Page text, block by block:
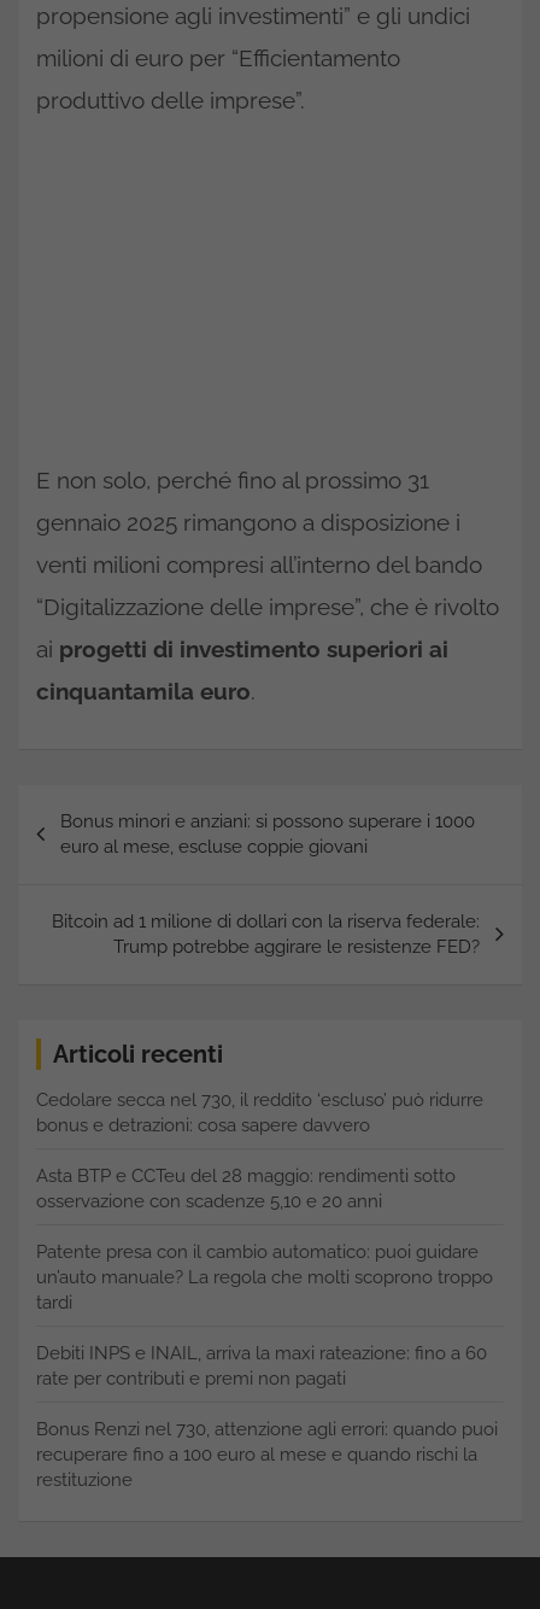
propensione agli investimenti” e gli undici
milioni di euro per “Efficientamento
produttivo delle imprese”.
E non solo, perché fino al prossimo 31
gennaio 2025 rimangono a disposizione i
venti milioni compresi all’interno del bando
“Digitalizzazione delle imprese”, che è rivolto
ai progetti di investimento superiori ai
cinquantamila euro.
articoli
Bonus minori e anziani: si possono superare i 1000
euro al mese, escluse coppie giovani
Bitcoin ad 1 milione di dollari con la riserva federale:
Trump potrebbe aggirare le resistenze FED?
Articoli recenti
Cedolare secca nel 730, il reddito ‘escluso’ può ridurre
bonus e detrazioni: cosa sapere davvero
Asta BTP e CCTeu del 28 maggio: rendimenti sotto
osservazione con scadenze 5,10 e 20 anni
Patente presa con il cambio automatico: puoi guidare
un’auto manuale? La regola che molti scoprono troppo
tardi
Debiti INPS e INAIL, arriva la maxi rateazione: fino a 60
rate per contributi e premi non pagati
Bonus Renzi nel 730, attenzione agli errori: quando puoi
recuperare fino a 100 euro al mese e quando rischi la
restituzione